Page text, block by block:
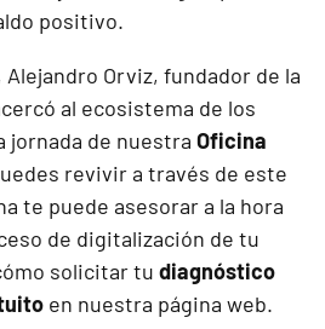
positivo.
Alejandro Orviz, fundador de la
al ecosistema de los
jornada de nuestra Oficina
revivir a través de este
te puede asesorar a la hora
de digitalización de tu
solicitar tu diagnóstico
en nuestra página web.